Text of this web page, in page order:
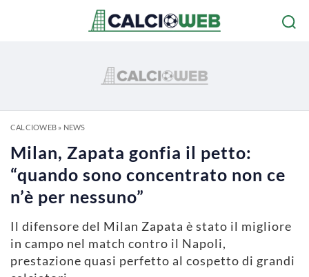
CALCIOWEB» NEWS
Milan, Zapata gonfia il petto:
“quando sono concentrato non ce
n’è per nessuno”
Il difensore del Milan Zapata è stato il migliore
in campo nel match contro il Napoli,
prestazione quasi perfetto al cospetto di grandi